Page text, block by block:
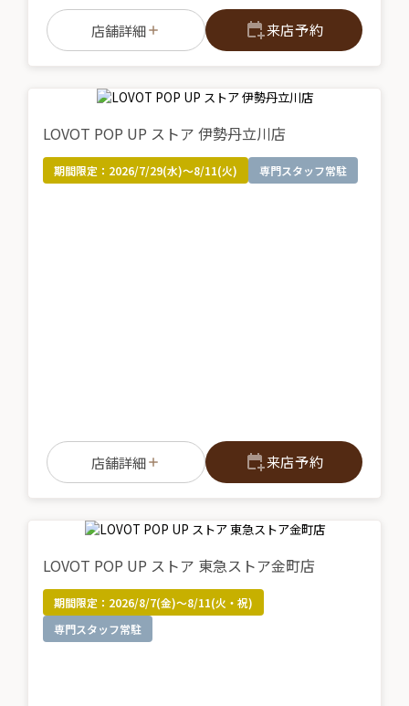
店舗詳細 来店予約
LOVOT POP UP ストア 伊勢丹立川店
期間限定： 2026/7/29(水)～8/11(火) 専門スタッフ常駐
店舗詳細 来店予約
LOVOT POP UP ストア 東急ストア金町店
期間限定： 2026/8/7(金)～8/11(火・祝)
専門スタッフ常駐